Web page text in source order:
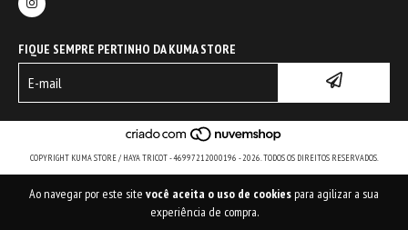
Ao navegar por este site você aceita o uso de cookiespara agilizar a sua
experiência de compra.
FIQUE SEMPRE PERTINHO DA KUMA STORE
COPYRIGHT KUMA STORE / HAYA TRICOT - 46997212000196 - 2026. TODOS OS DIREITOS RESERVADOS.